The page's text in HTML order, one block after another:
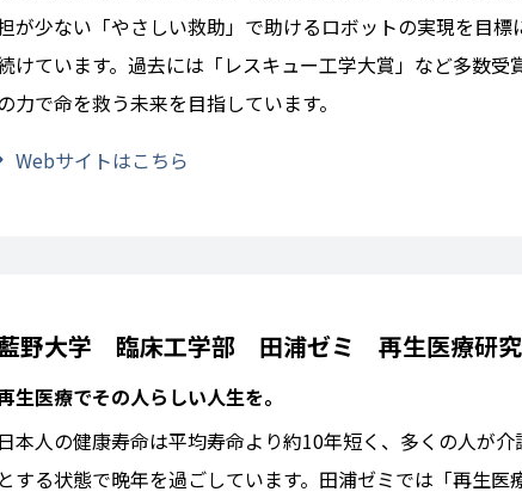
が少ない「やさしい救助」で助けるロボットの実現を目標
けています。過去には「レスキュー工学大賞」など多数受
力で命を救う未来を目指しています。
Webサイトはこちら
野大学 臨床工学部 田浦ゼミ 再生医療研
生医療でその人らしい人生を。
日本人の健康寿命は平均寿命より約10年短く、多くの人が介
とする状態で晩年を過ごしています。田浦ゼミでは「再生医